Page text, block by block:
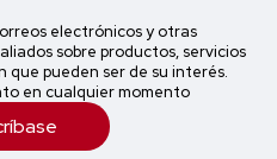
electrónicos y otras
sobre productos, servicios
que pueden ser de su interés.
en cualquier momento